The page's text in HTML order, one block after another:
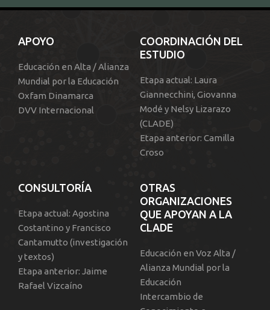
APOYO
Educación en Alta / Alianza
Mundial por la Educación
Oxfam Dinamarca
DVV Internacional
COORDINACIÓN DEL
ESTUDIO
Etapa actual: Laura
Giannecchini, Giovanna
Modé y Nelsy Lizarazo
(CLADE)
Etapa anterior: Camilla
Croso
CONSULTORÍA
Etapa actual: Agostina
Costantino y Francisco
Cantamutto (investigación
y textos)
Etapa anterior: Jaime
Rafael Vizcaíno
OTRAS
ORGANIZACIONES
QUE APOYAN A LA
CLADE
Educación en Voz Alta /
Alianza Mundial por la
Educación
Intercambio de